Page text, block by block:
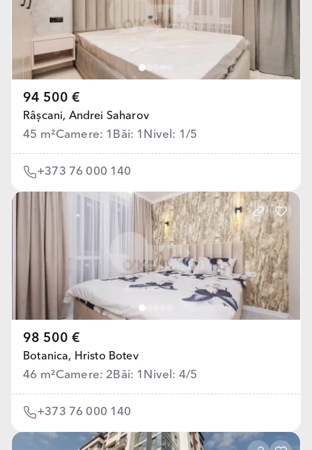
94 500 €
Râșcani, Andrei Saharov
45 m²Camere: 1 Băi: 1 Nivel: 1/5
+373 76 000 140
98 500 €
Botanica, Hristo Botev
46 m²Camere: 2 Băi: 1 Nivel: 4/5
+373 76 000 140